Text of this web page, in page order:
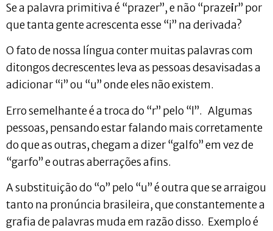
Se a palavra primitiva é “prazer”, e não “prazeir” por
que tanta gente acrescenta esse “i” na derivada?
O fato de nossa língua conter muitas palavras com
ditongos decrescentes leva as pessoas desavisadas a
adicionar “i” ou “u” onde eles não existem.
Erro semelhante é a troca do “r” pelo “l”. Algumas
pessoas, pensando estar falando mais corretamente
do que as outras, chegam a dizer “galfo” em vez de
“garfo” e outras aberrações afins.
A substituição do “o” pelo “u” é outra que se arraigou
tanto na pronúncia brasileira, que constantemente a
grafia de palavras muda em razão disso. Exemplo é